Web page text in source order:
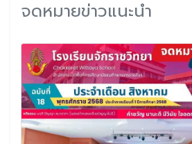
จดหมายข่าวแนะนำ